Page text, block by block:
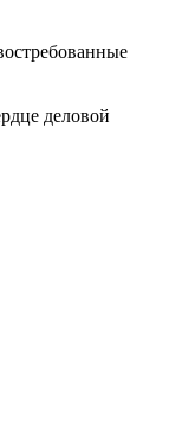
деловой